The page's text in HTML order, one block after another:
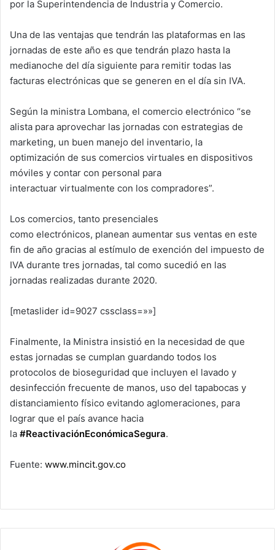
por la Superintendencia de Industria y Comercio.
Una de las ventajas que tendrán las plataformas en las
jornadas de este año es que tendrán plazo hasta la
medianoche del día siguiente para remitir todas las
facturas electrónicas que se generen en el día sin IVA.
Según la ministra Lombana, el comercio electrónico “se
alista para aprovechar las jornadas con estrategias de
marketing, un buen manejo del inventario, la
optimización de sus comercios virtuales en dispositivos
móviles y contar con personal para
interactuar virtualmente con los compradores”.
Los comercios, tanto presenciales
como electrónicos, planean aumentar sus ventas en este
fin de año gracias al estímulo de exención del impuesto de
IVA durante tres jornadas, tal como sucedió en las
jornadas realizadas durante 2020.
[metaslider id=9027 cssclass=»»]
Finalmente, la Ministra insistió en la necesidad de que
estas jornadas se cumplan guardando todos los
protocolos de bioseguridad que incluyen el lavado y
desinfección frecuente de manos, uso del tapabocas y
distanciamiento físico evitando aglomeraciones, para
lograr que el país avance hacia
la #ReactivaciónEconómicaSegura.
Fuente: www.mincit.gov.co